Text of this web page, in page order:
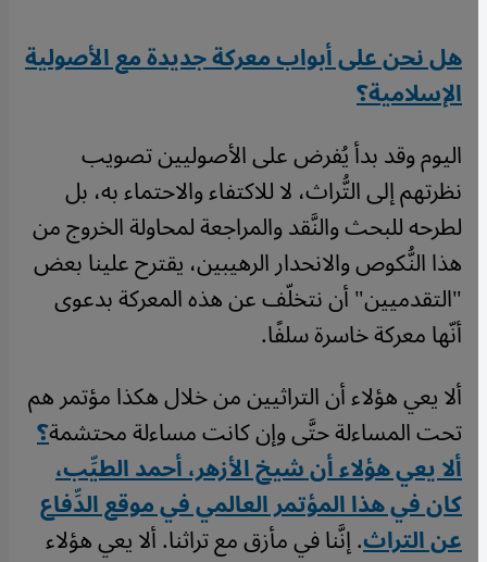
هل نحن على أبواب معركة جديدة مع الأصولية
الإسلامية؟
اليوم وقد بدأ يُفرض على الأصوليين تصويب
نظرتهم إلى التُّراث، لا للاكتفاء والاحتماء به، بل
لطرحه للبحث والنَّقد والمراجعة لمحاولة الخروج من
هذا النُّكوص والانحدار الرهيبين، يقترح علينا بعض
"التقدميين" أن نتخلّف عن هذه المعركة بدعوى
أنّها معركة خاسرة سلفًا.
ألا يعي هؤلاء أن التراثيين من خلال هكذا مؤتمر هم
تحت المساءلة حتَّى وإن كانت مساءلة محتشمة؟
ألا يعي هؤلاء أن شيخ الأزهر، أحمد الطيِّب،
كان في هذا المؤتمر العالمي في موقع الدِّفاع
عن التراث. إنَّنا في مأزق مع تراثنا. ألا يعي هؤلاء